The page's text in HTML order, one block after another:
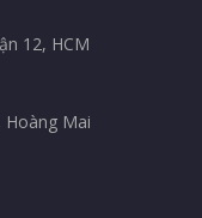
12, HCM
Hoàng Mai